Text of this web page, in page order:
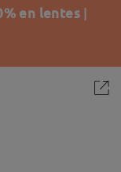
en lentes |